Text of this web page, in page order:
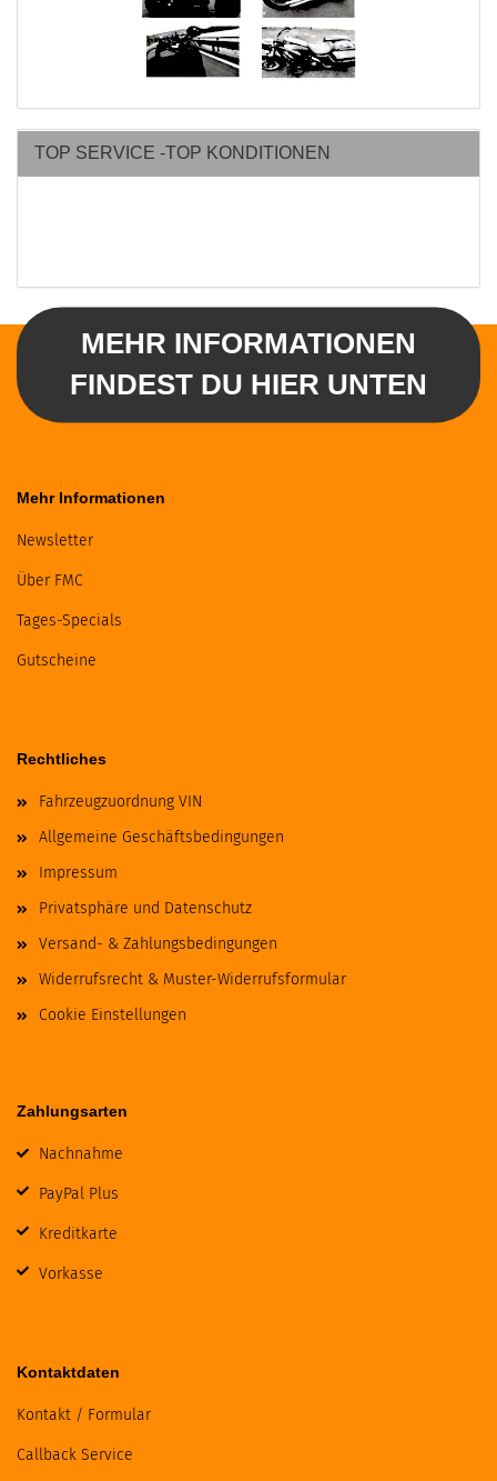
TOP SERVICE -TOP KONDITIONEN
MEHR INFORMATIONEN
FINDEST DU HIER UNTEN
Mehr Informationen
Newsletter
Über FMC
Tages-Specials
Gutscheine
Rechtliches
Fahrzeugzuordnung VIN
Allgemeine Geschäftsbedingungen
Impressum
Privatsphäre und Datenschutz
Versand- & Zahlungsbedingungen
Widerrufsrecht & Muster-Widerrufsformular
Cookie Einstellungen
Zahlungsarten
Nachnahme
PayPal Plus
Kreditkarte
Vorkasse
Kontaktdaten
Kontakt / Formular
Callback Service